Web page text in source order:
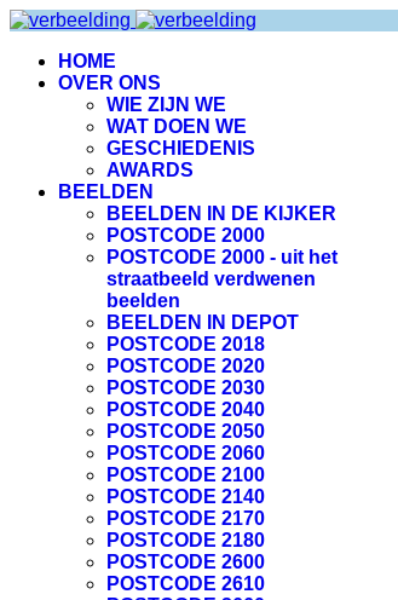
HOME
OVER ONS
WIE ZIJN WE
WAT DOEN WE
GESCHIEDENIS
AWARDS
BEELDEN
BEELDEN IN DE KIJKER
POSTCODE 2000
POSTCODE 2000 - uit het
straatbeeld verdwenen
beelden
BEELDEN IN DEPOT
POSTCODE 2018
POSTCODE 2020
POSTCODE 2030
POSTCODE 2040
POSTCODE 2050
POSTCODE 2060
POSTCODE 2100
POSTCODE 2140
POSTCODE 2170
POSTCODE 2180
POSTCODE 2600
POSTCODE 2610